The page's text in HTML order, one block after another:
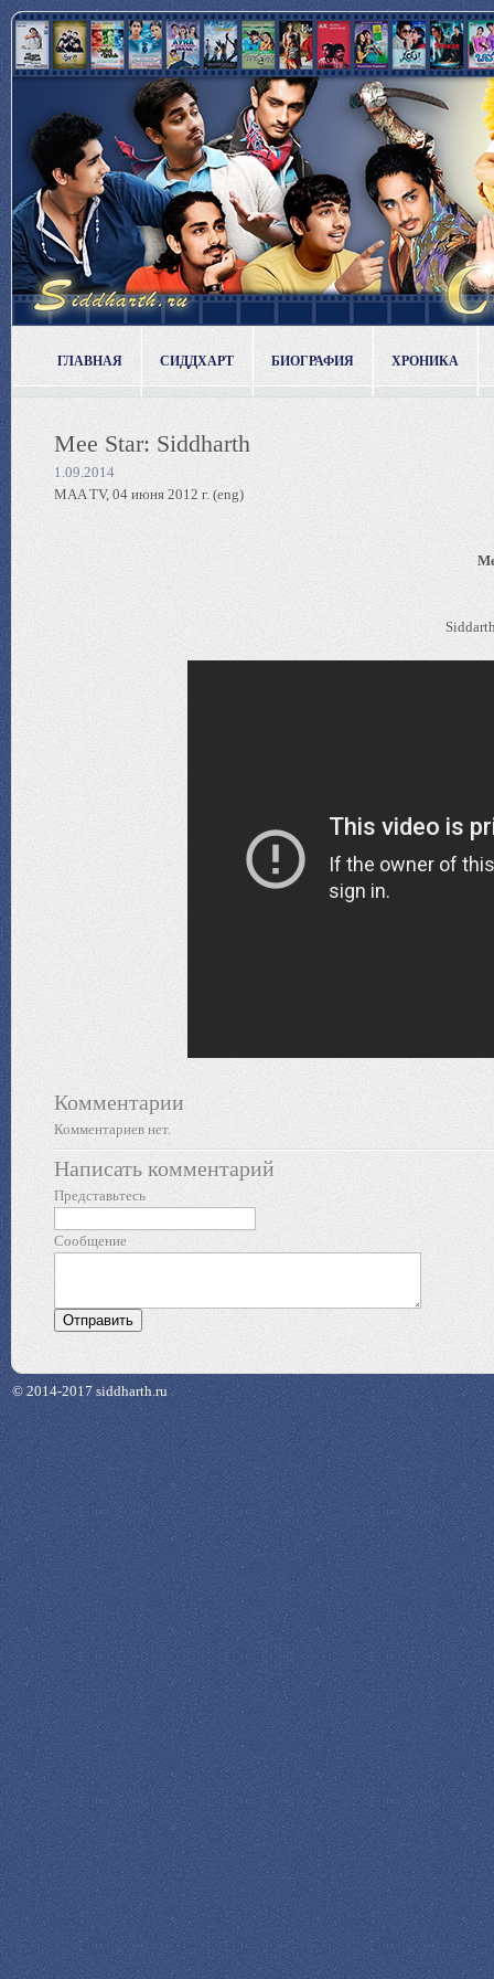
ГЛАВНАЯ СИДДХАРТ БИОГРАФИЯ ХРОНИКА
Mee Star: Siddharth
1.09.2014
MAA TV, 04 июня 2012 г. (eng)
Комментарии
Комментариев нет.
Написать комментарий
Представьтесь
Сообщение
© 2014-2017 siddharth.ru